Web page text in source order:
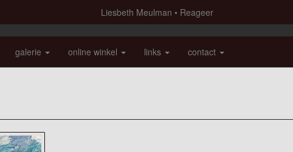
Liesbeth Meulman Reageer
galerie online winkel links contact